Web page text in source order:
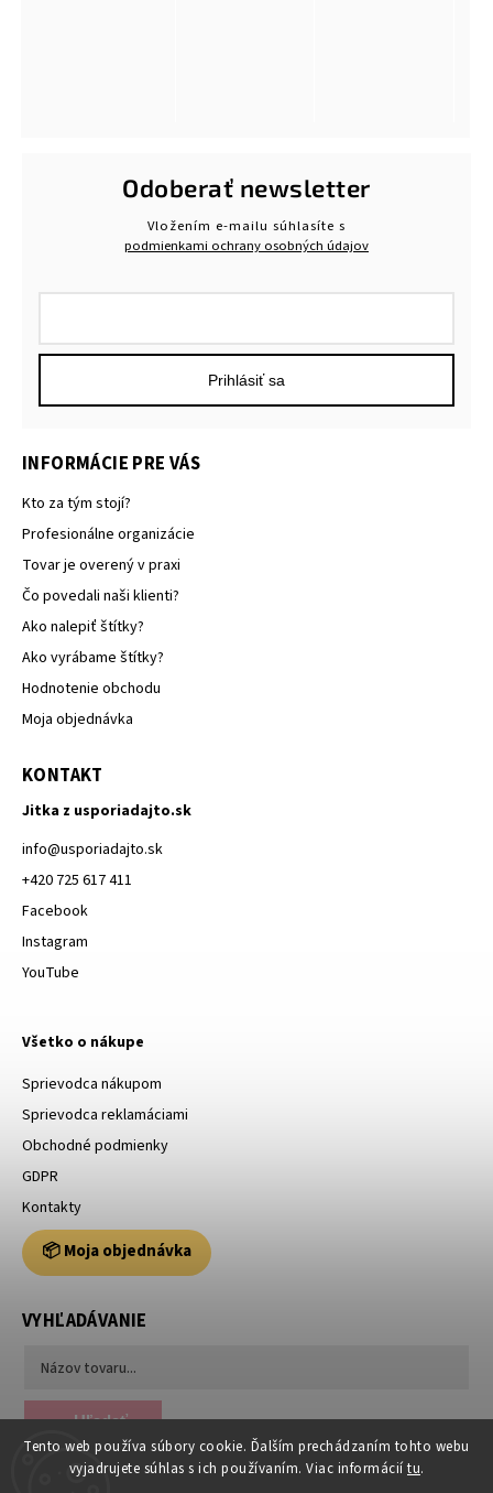
Tento web používa súbory cookie. Ďalším prechádzaním tohto webu
vyjadrujete súhlas s ich používaním. Viac informácií tu.
INFORMÁCIE PRE VÁS
Kto za tým stojí?
Profesionálne organizácie
Tovar je overený v praxi
Čo povedali naši klienti?
Ako nalepiť štítky?
Ako vyrábame štítky?
Hodnotenie obchodu
Moja objednávka
KONTAKT
Jitka z usporiadajto.sk
info@usporiadajto.sk
+420 725 617 411
Facebook
Instagram
YouTube
Všetko o nákupe
Sprievodca nákupom
Sprievodca reklamáciami
Obchodné podmienky
GDPR
Kontakty
📦 Moja objednávka
VYHĽADÁVANIE
Hľadať
Odoberať newsletter
Vložením e-mailu súhlasíte s
podmienkami ochrany osobných údajov
Prihlásiť sa